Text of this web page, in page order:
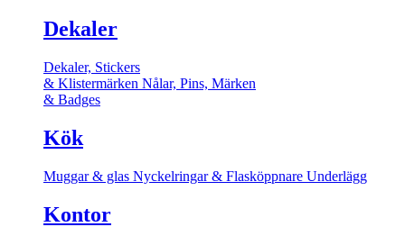
Dekaler
Dekaler, Stickers
& Klistermärken Nålar, Pins, Märken
& Badges
Kök
Muggar & glas Nyckelringar & Flasköppnare Underlägg
Kontor